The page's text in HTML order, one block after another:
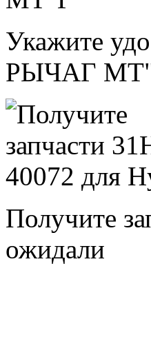
Укажите
РЫЧАГ
Получите
ожидали